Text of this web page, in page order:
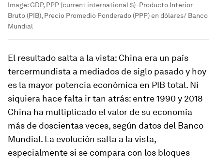
Image:GDP, PPP (current international $)- Producto Interior
Bruto (PIB), Precio Promedio Ponderado (PPP) en dólares/ Banco
Mundial
El resultado salta a la vista: China era un país
tercermundista a mediados de siglo pasado y hoy
es la mayor potencia económica en PIB total. Ni
siquiera hace falta ir tan atrás: entre 1990 y 2018
China ha multiplicado el valor de su economía
más de doscientas veces, según datos del Banco
Mundial. La evolución salta a la vista,
especialmente si se compara con los bloques